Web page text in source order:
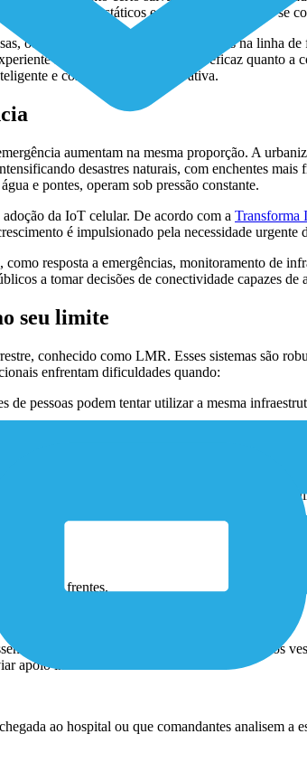
voz, mapas estáticos e plataformas que não se
ou IoT, está redefinindo as operações na linha
sabe, uma ferramenta é tão eficaz quanto a
e conectividade sempre ativa.
aumentam na mesma proporção. A
desastres naturais, com enchentes
e pontes, operam sob pressão constante.
adoção da IoT celular. De acordo com a Transforma
é impulsionado pela necessidade urgente
resposta a emergências, monitoramento de
a tomar decisões de conectividade capazes de
seu limite
conhecido como LMR. Esses sistemas são
enfrentam dificuldades quando:
de pessoas podem tentar utilizar a mesma
consciência situacional baseada em dados,
com inteligência adicional.
diferentes frentes.
para a segurança operacional. Dispositivos
apoio imediatamente.
ao hospital ou que comandantes analisem a